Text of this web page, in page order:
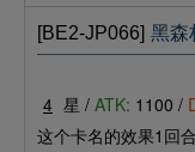
[BE2-JP066] 黑森
4 星 / ATK: 1100 /
这个卡名的效果1回